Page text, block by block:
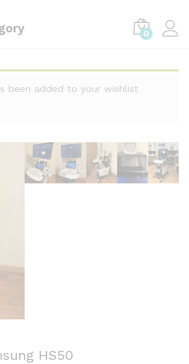
0
been added to your wishlist
HS50